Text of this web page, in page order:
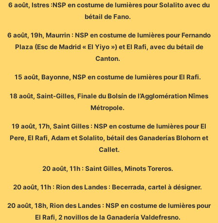
6 août, Istres :NSP en costume de lumières pour Solalito avec du
bétail de Fano.
6 août, 19h, Maurrin : NSP en costume de lumières pour Fernando
Plaza (Esc de Madrid « El Yiyo ») et El Rafi, avec du bétail de
Canton.
15 août, Bayonne, NSP en costume de lumières pour El Rafi.
18 août, Saint-Gilles, Finale du Bolsín de l’Agglomération Nîmes
Métropole.
19 août, 17h, Saint Gilles : NSP en costume de lumières pour El
Pere, El Rafi, Adam et Solalito, bétail des Ganaderías Blohorn et
Callet.
20 août, 11h : Saint Gilles, Minots Toreros.
20 août, 11h : Rion des Landes : Becerrada, cartel à désigner.
20 août, 18h, Rion des Landes : NSP en costume de lumières pour
El Rafi, 2 novillos de la Ganadería Valdefresno.